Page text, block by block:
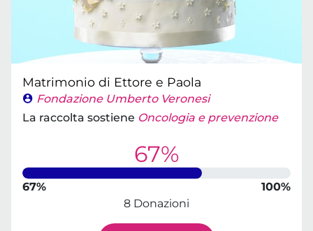
Matrimonio di Ettore e Paola
Fondazione Umberto Veronesi
La raccolta sostiene Oncologia e prevenzione
67%
67%
100%
8 Donazioni